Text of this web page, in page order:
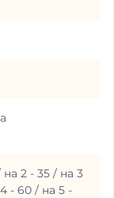
на 2 - 35 / на 3
- 60 / на 5 -